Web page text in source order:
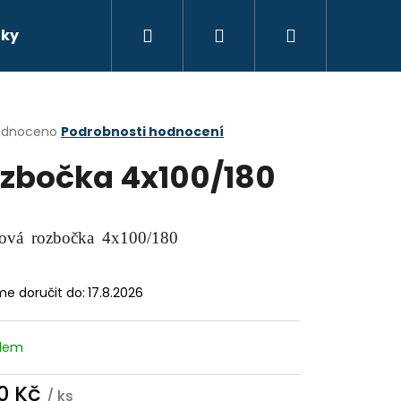
Vzduchotechnika Klimatizace
Přihlášení
Podrobnosti hodnocení
4x100/180
rozbočka 4x100/180
doručit do: 17.8.2026
Kč / ks